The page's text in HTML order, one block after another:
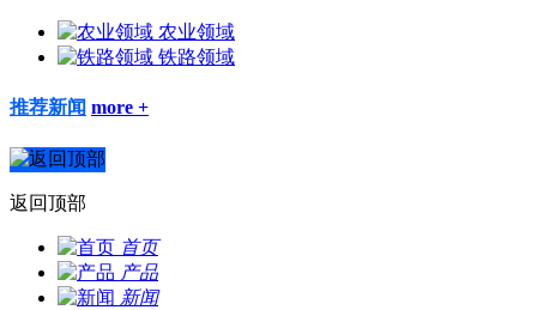
农业领域
铁路领域
推荐新闻 more +
返回顶部
首页
产品
新闻